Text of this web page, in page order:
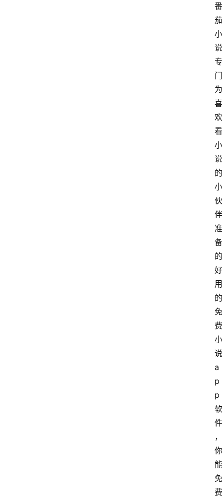
番
茄
小
说
专
门
为
喜
欢
看
小
说
的
小
伙
伴
准
备
的
好
用
的
免
费
小
说
a
p
p
软
件
，
你
能
免
费